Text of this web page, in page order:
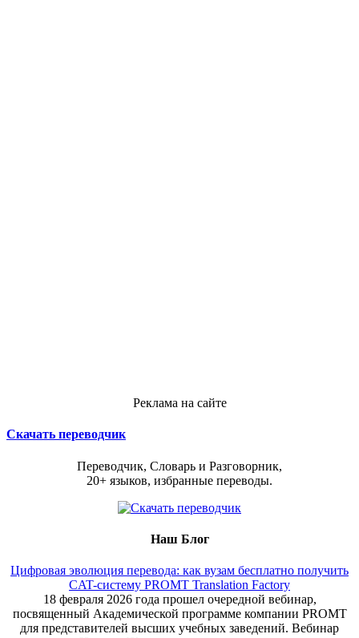
Реклама на сайте
Скачать переводчик
Переводчик, Словарь и Разговорник,
20+ языков, избранные переводы.
Наш Блог
Цифровая эволюция перевода: как вузам бесплатно получить
CAT-систему PROMT Translation Factory
18 февраля 2026 года прошел очередной вебинар,
посвященный Академической программе компании PROMT
для представителей высших учебных заведений. Вебинар